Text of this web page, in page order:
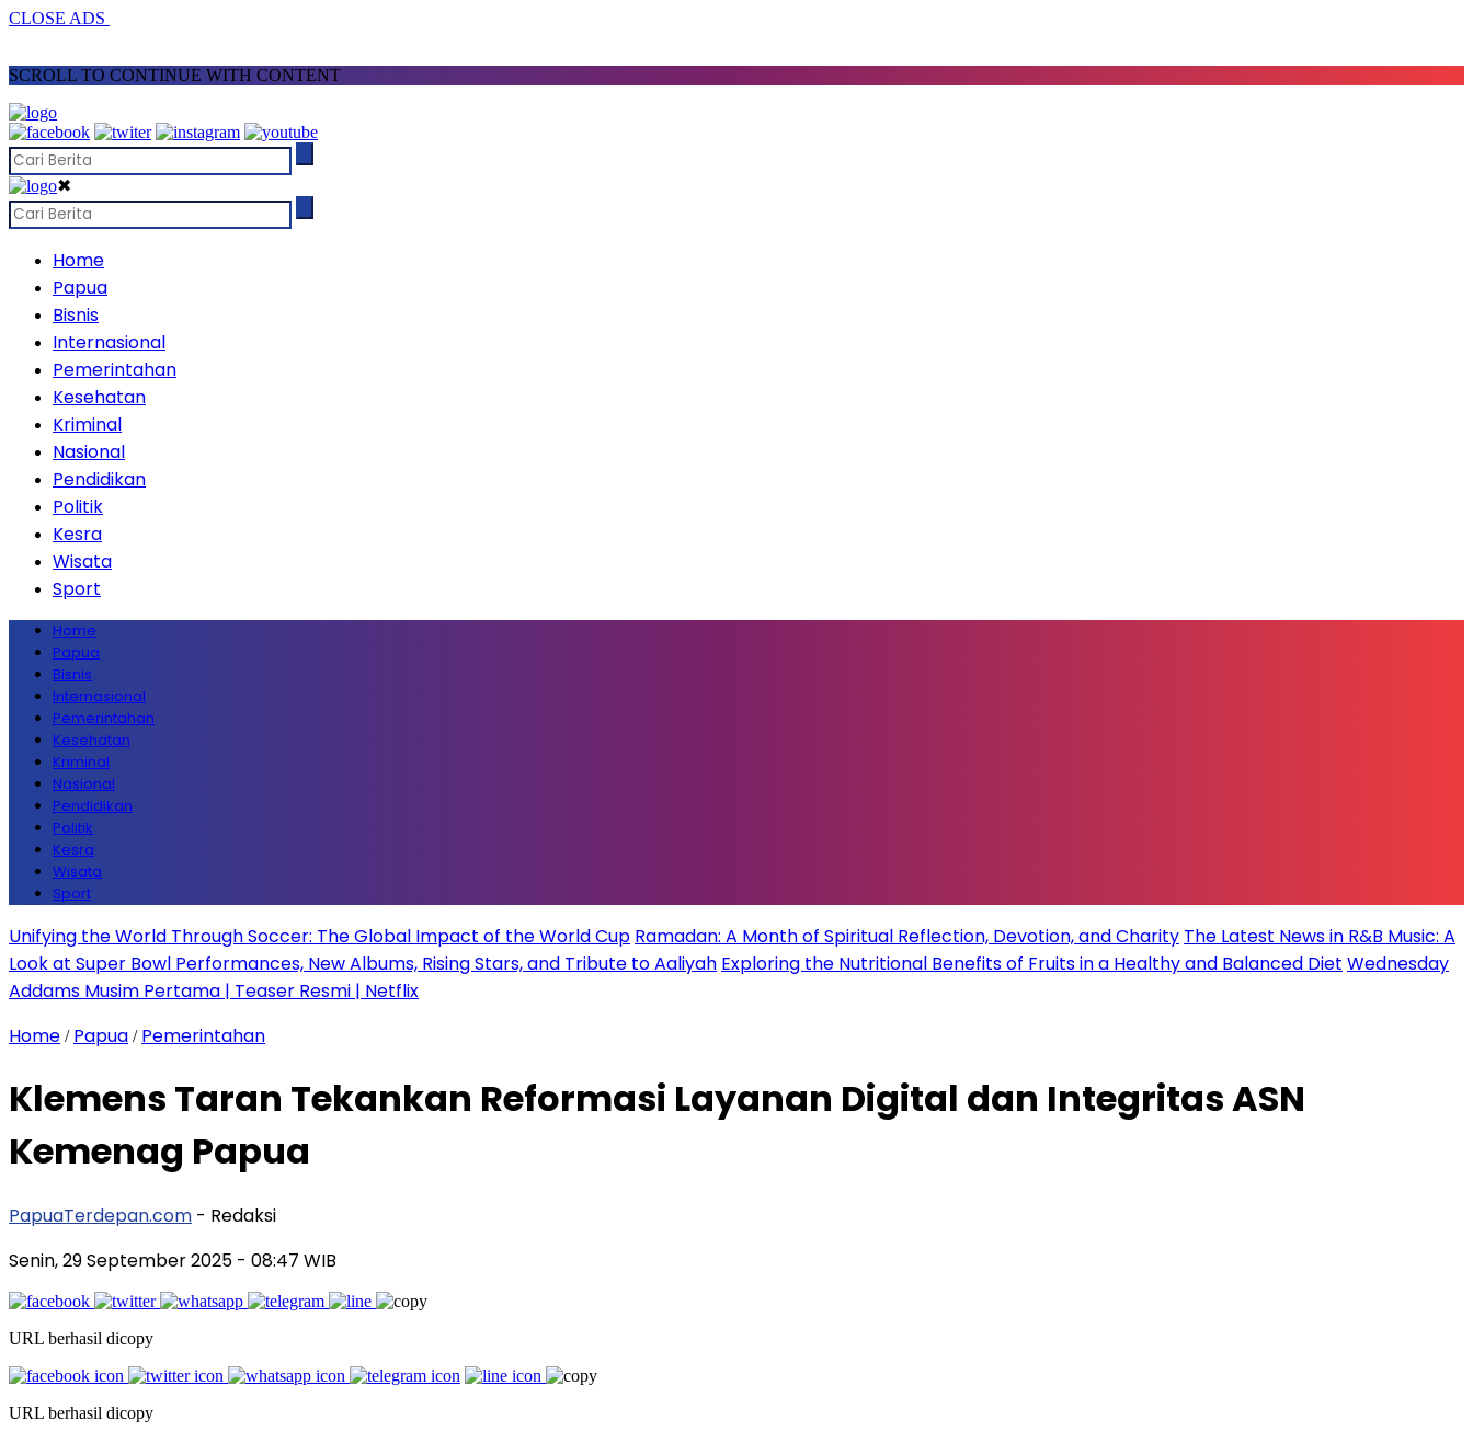
CLOSE ADS
SCROLL TO CONTINUE WITH CONTENT
✖
Home
Papua
Bisnis
Internasional
Pemerintahan
Kesehatan
Kriminal
Nasional
Pendidikan
Politik
Kesra
Wisata
Sport
Home
Papua
Bisnis
Internasional
Pemerintahan
Kesehatan
Kriminal
Nasional
Pendidikan
Politik
Kesra
Wisata
Sport
Unifying the World Through Soccer: The Global Impact of the World Cup Ramadan: A Month of Spiritual Reflection, Devotion, and Charity The Latest News in R&B Music: A
Look at Super Bowl Performances, New Albums, Rising Stars, and Tribute to Aaliyah Exploring the Nutritional Benefits of Fruits in a Healthy and Balanced Diet Wednesday
Addams Musim Pertama | Teaser Resmi | Netflix
Home / Papua / Pemerintahan
Klemens Taran Tekankan Reformasi Layanan Digital dan Integritas ASN
Kemenag Papua
PapuaTerdepan.com - Redaksi
Senin, 29 September 2025 - 08:47 WIB
URL berhasil dicopy
URL berhasil dicopy